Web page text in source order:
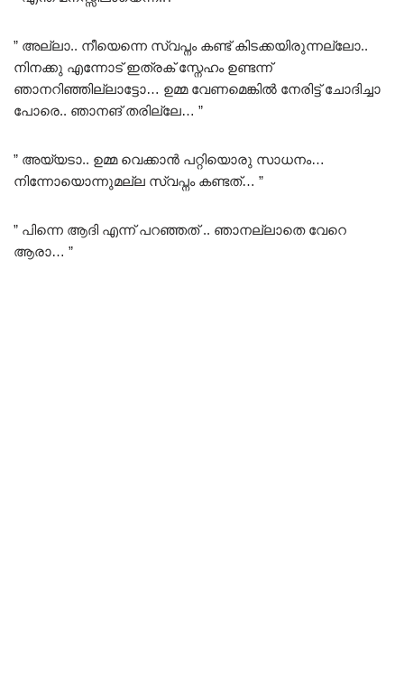
” അല്ലാ.. നീയെന്നെ സ്വപ്നം കണ്ട് കിടക്കയിരുന്നല്ലോ..
നിനക്കു എന്നോട് ഇത്രക് സ്നേഹം ഉണ്ടന്ന്
ഞാനറിഞ്ഞില്ലാട്ടോ… ഉമ്മ വേണമെങ്കിൽ നേരിട്ട് ചോദിച്ചാ
പോരെ.. ഞാനങ് തരില്ലേ… ”
” അയ്യടാ.. ഉമ്മ വെക്കാൻ പറ്റിയൊരു സാധനം…
നിന്നോയൊന്നുമല്ല സ്വപ്നം കണ്ടത്… ”
” പിന്നെ ആദി എന്ന് പറഞ്ഞത് .. ഞാനല്ലാതെ വേറെ
ആരാ… ”